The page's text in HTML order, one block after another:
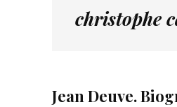
christophe
Jean Deuve.